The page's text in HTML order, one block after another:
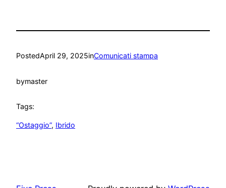
PostedApril 29, 2025inComunicati stampa
bymaster
Tags:
“Ostaggio”, Ibrido